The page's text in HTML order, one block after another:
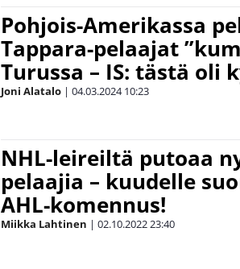
Pohjois-Amerikassa
Tappara-pelaajat
Turussa – IS: tästä oli
Joni Alatalo | 04.03.2024 10:23
NHL-leireiltä putoaa
pelaajia – kuudelle
AHL-komennus!
Miikka Lahtinen | 02.10.202223:40